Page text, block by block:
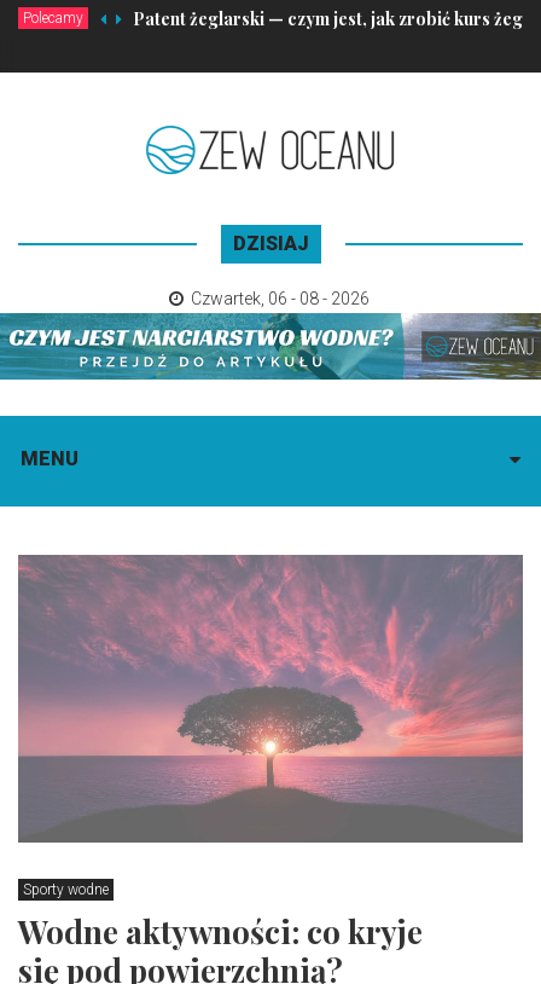
Polecamy Patent żeglarski — czym jest, jak zrobić kurs
DZISIAJ
Czwartek 06 - 08 - 2026
MENU
Sporty wodne
Wodne aktywności: co kryje
się pod powierzchnią?